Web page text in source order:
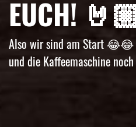
EUCH!
Also wir sind am Start 😂😂
und die Kaffeemaschine